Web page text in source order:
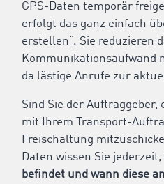
GPS-Daten temporär
erfolgt das ganz einfach
erstellen“. Sie reduzieren
Kommunikationsaufwand
da lästige Anrufe zur
Sind Sie der
mit Ihrem Transport-
Freischaltung
Daten wissen Sie jederzeit,
befindet und wann diese